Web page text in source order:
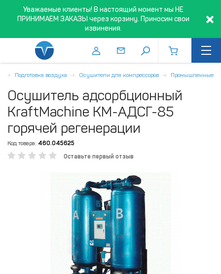
Уважаемые клиенты! В настоящий момент мы НЕ
ПРИНИМАЕМ ЗАКАЗЫ через корзину. Приносим свои
извинения.
Подготовка воздуха Осушители для компрессоров Промышленные
Осушитель адсорбционный
KraftMachine КМ-АДСГ-85
горячей регенерации
Код товара: 460.045625
Оставьте первый отзыв